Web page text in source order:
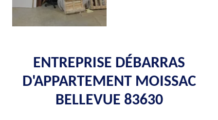
ENTREPRISE DÉBARRAS
D'APPARTEMENT MOISSAC
BELLEVUE 83630